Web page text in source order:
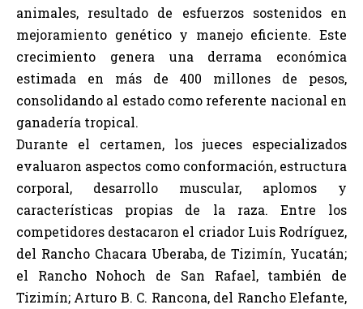
animales, resultado de esfuerzos sostenidos en
mejoramiento genético y manejo eficiente. Este
crecimiento genera una derrama económica
estimada en más de 400 millones de pesos,
consolidando al estado como referente nacional en
ganadería tropical.
Durante el certamen, los jueces especializados
evaluaron aspectos como conformación, estructura
corporal, desarrollo muscular, aplomos y
características propias de la raza. Entre los
competidores destacaron el criador Luis Rodríguez,
del Rancho Chacara Uberaba, de Tizimín, Yucatán;
el Rancho Nohoch de San Rafael, también de
Tizimín; Arturo B. C. Rancona, del Rancho Elefante,